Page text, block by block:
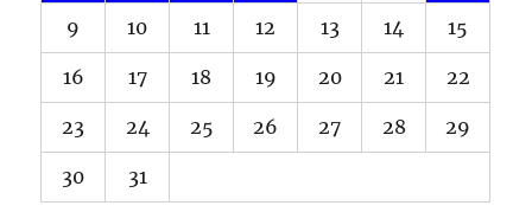
9 10 11 12 13 14 15
16 17 18 19 20 21 22
23 24 25 26 27 28 29
30 31